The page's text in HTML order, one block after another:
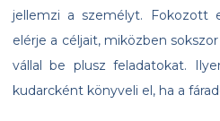
jellemzi a személyt. Fokozott
elérje a céljait, miközben
vállal be plusz feladatokat.
kudarcként könyveli el, ha a